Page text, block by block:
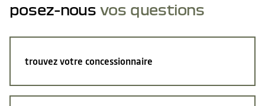
posez-nous vos questions
trouvez votre concessionnaire